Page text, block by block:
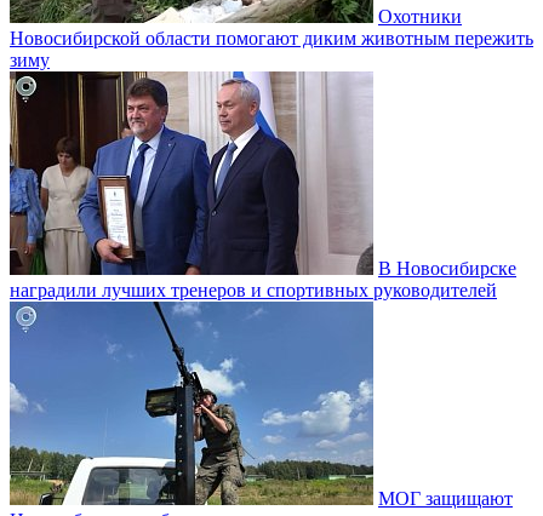
Охотники
Новосибирской области помогают диким животным пережить
зиму
В Новосибирске
наградили лучших тренеров и спортивных руководителей
МОГ защищают